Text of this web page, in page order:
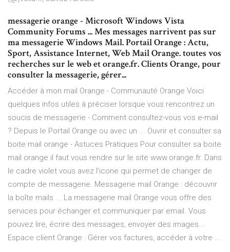
messagerie orange - Microsoft Windows Vista
Community Forums ... Mes messages narrivent pas sur
ma messagerie Windows Mail. Portail Orange : Actu,
Sport, Assistance Internet, Web Mail Orange. toutes vos
recherches sur le web et orange.fr. Clients Orange, pour
consulter la messagerie, gérer...
Accéder à mon mail Orange - Communauté Orange Voici
quelques infos utiles à préciser lorsque vous rencontrez un
soucis de messagerie - Comment consultez-vous vos e-mail
? Depuis le Portail Orange ou avec un ... Ouvrir et consulter sa
boite mail orange - Astuces Pratiques Pour consulter sa boite
mail orange il faut vous rendre sur le site www.orange.fr. Dans
le cadre violet vous avez l'icone qui permet de changer de
compte de messagerie. Messagerie mail Orange : découvrir
la boîte mails ... La messagerie mail Orange vous offre des
services pour échanger et communiquer par email. Vous
pouvez lire, écrire des messages, envoyer des images...
Espace client Orange : Gérer vos factures, accéder à votre ...